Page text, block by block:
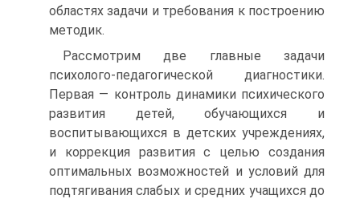
областях задачи и требования к построению
методик.
Рассмотрим две главные задачи
психолого-педагогической диагностики.
Первая — контроль динамики психического
развития детей, обучающихся и
воспитывающихся в детских учреждениях,
и коррекция развития с целью создания
оптимальных возможностей и условий для
подтягивания слабых и средних учащихся до